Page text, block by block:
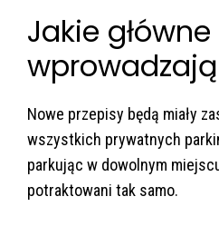
Jakie
Nowe przepisy będą miały
wszystkich prywatnych
parkując w dowolnym
potraktowani tak samo.